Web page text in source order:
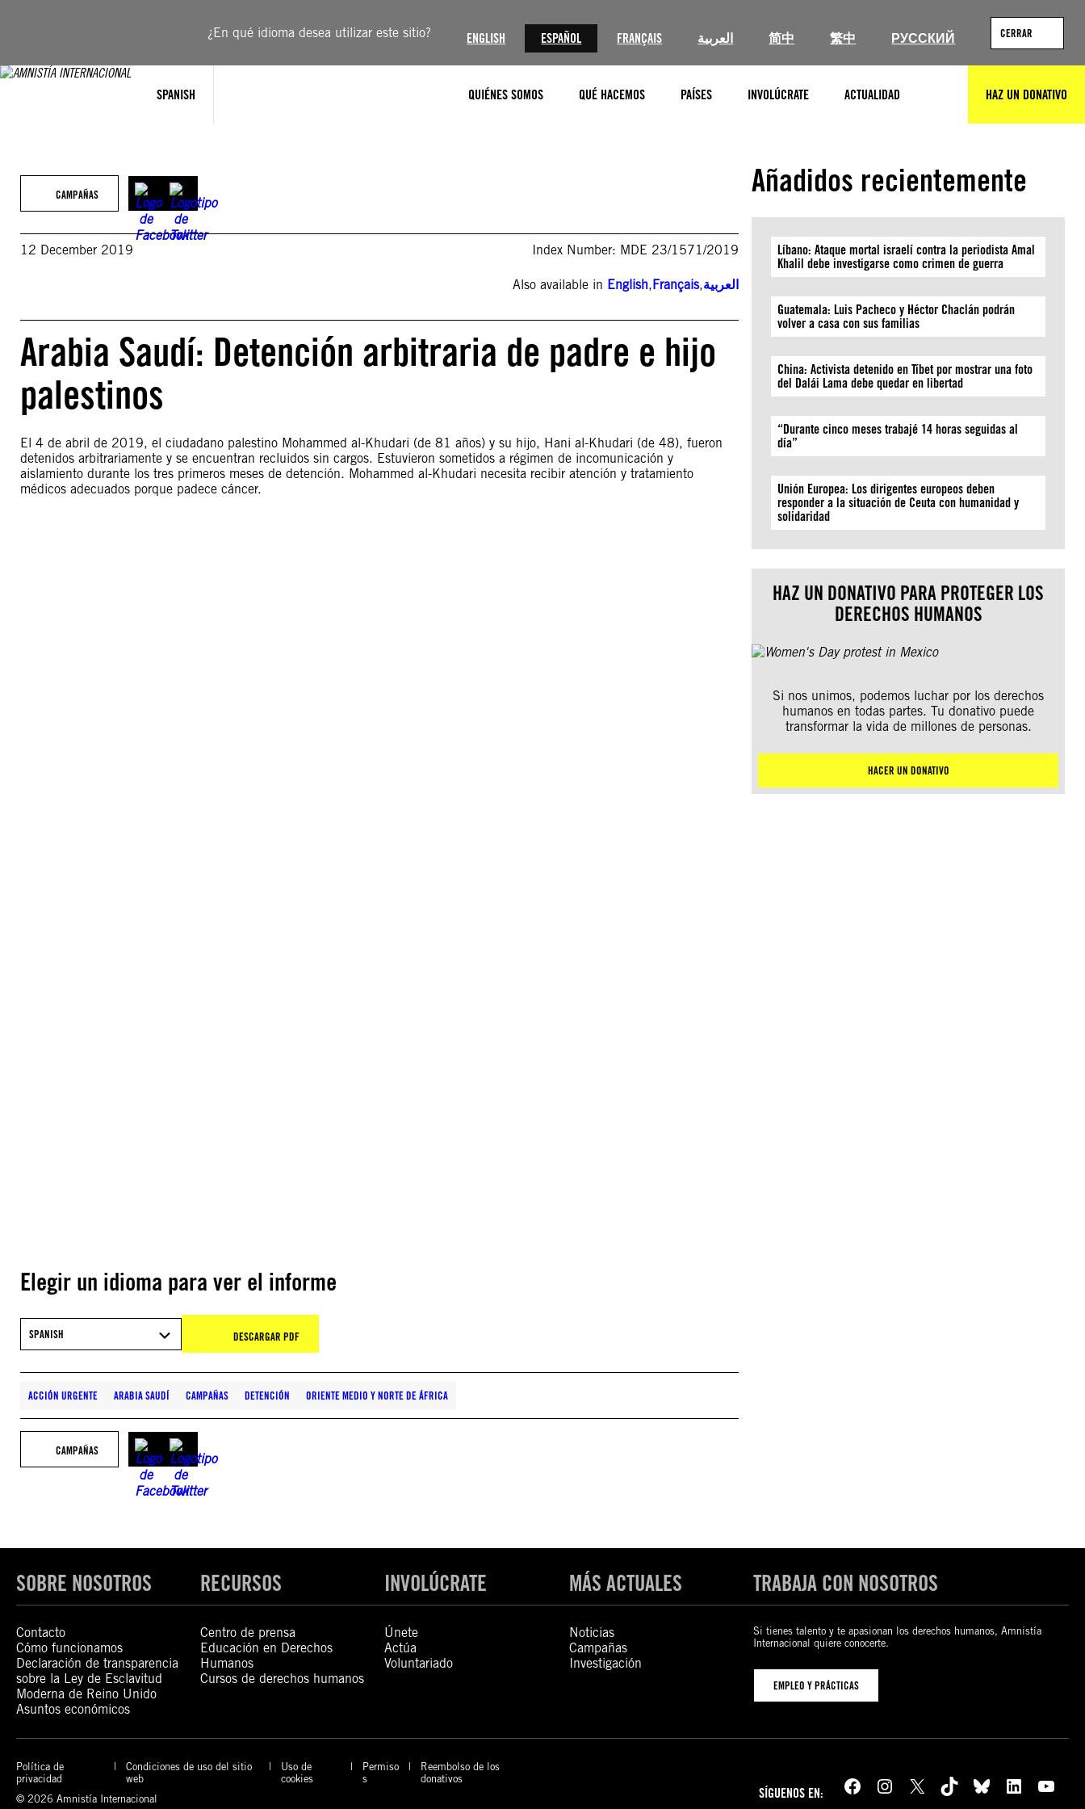
¿En qué idioma desea utilizar este sitio? ENGLISH ESPAÑOL FRANÇAIS العربية 简中 繁中 РУССКИЙ CERRAR
SPANISH QUIÉNES SOMOS QUÉ HACEMOS PAÍSES INVOLÚCRATE ACTUALIDAD HAZ UN DONATIVO
CAMPAÑAS
12 December 2019 Index Number: MDE 23/1571/2019
Also available in English,Français,العربية
Arabia Saudí: Detención arbitraria de padre e hijo
palestinos
El 4 de abril de 2019, el ciudadano palestino Mohammed al-Khudari (de 81 años) y su hijo, Hani al-Khudari (de 48), fueron
detenidos arbitrariamente y se encuentran recluidos sin cargos. Estuvieron sometidos a régimen de incomunicación y
aislamiento durante los tres primeros meses de detención. Mohammed al-Khudari necesita recibir atención y tratamiento
médicos adecuados porque padece cáncer.
Elegir un idioma para ver el informe
SPANISH DESCARGAR PDF
ACCIÓN URGENTE ARABIA SAUDÍ CAMPAÑAS DETENCIÓN ORIENTE MEDIO Y NORTE DE ÁFRICA
CAMPAÑAS
Añadidos recientemente
Líbano: Ataque mortal israelí contra la periodista Amal
Khalil debe investigarse como crimen de guerra
Guatemala: Luis Pacheco y Héctor Chaclán podrán
volver a casa con sus familias
China: Activista detenido en Tíbet por mostrar una foto
del Dalái Lama debe quedar en libertad
“Durante cinco meses trabajé 14 horas seguidas al
día”
Unión Europea: Los dirigentes europeos deben
responder a la situación de Ceuta con humanidad y
solidaridad
HAZ UN DONATIVO PARA PROTEGER LOS
DERECHOS HUMANOS
Si nos unimos, podemos luchar por los derechos
humanos en todas partes. Tu donativo puede
transformar la vida de millones de personas.
HACER UN DONATIVO
SOBRE NOSOTROS
Contacto
Cómo funcionamos
Declaración de transparencia
sobre la Ley de Esclavitud
Moderna de Reino Unido
Asuntos económicos
RECURSOS
Centro de prensa
Educación en Derechos
Humanos
Cursos de derechos humanos
INVOLÚCRATE
Únete
Actúa
Voluntariado
MÁS ACTUALES
Noticias
Campañas
Investigación
TRABAJA CON NOSOTROS
Si tienes talento y te apasionan los derechos humanos, Amnistía
Internacional quiere conocerte.
EMPLEO Y PRÁCTICAS
Política de
privacidad
Condiciones de uso del sitio
web
Uso de
cookies
Permiso
s
Reembolso de los
donativos
© 2026 Amnistía Internacional
SÍGUENOS EN: Facebook Instagram X TikTok Bluesky LinkedIn YouTube